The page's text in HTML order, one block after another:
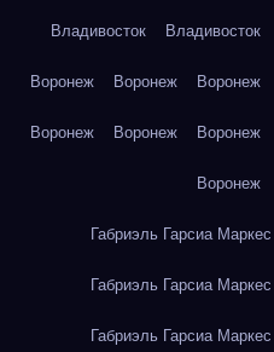
Владивосток Владивосток
Воронеж Воронеж Воронеж
Воронеж Воронеж Воронеж
Воронеж
Габриэль Гарсиа
Габриэль Гарсиа
Габриэль Гарсиа